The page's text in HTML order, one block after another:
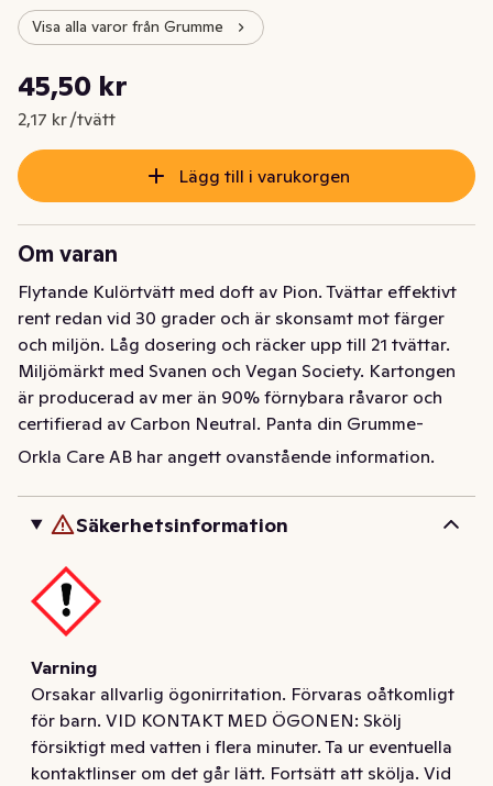
Visa alla varor från Grumme
Nuvarande pris är: 45,50 kr
45,50 kr
2,17 kr /tvätt
Styckpris: 2,17 kr /tvätt
Lägg till i varukorgen
Om varan
Flytande Kulörtvätt med doft av Pion. Tvättar effektivt
rent redan vid 30 grader och är skonsamt mot färger
och miljön. Låg dosering och räcker upp till 21 tvättar.
Miljömärkt med Svanen och Vegan Society. Kartongen
är producerad av mer än 90% förnybara råvaror och
certifierad av Carbon Neutral. Panta din Grumme-
förpackning genom att ladda ner Bower-appen!
rent redan vid 30 grader och är skonsamt mot färger
och miljön. Låg dosering och räcker upp till 21 tvättar.
Miljömärkt med Svanen och Vegan Society. Kartongen
är producerad av mer än 90% förnybara råvaror och
certifierad av Carbon Neutral. Panta din Grumme-
förpackning genom att ladda ner Bower-appen!
Orkla Care AB har angett ovanstående information.
Säkerhetsinformation
Varning
Orsakar allvarlig ögonirritation. Förvaras oåtkomligt
för barn. VID KONTAKT MED ÖGONEN: Skölj
försiktigt med vatten i flera minuter. Ta ur eventuella
kontaktlinser om det går lätt. Fortsätt att skölja. Vid